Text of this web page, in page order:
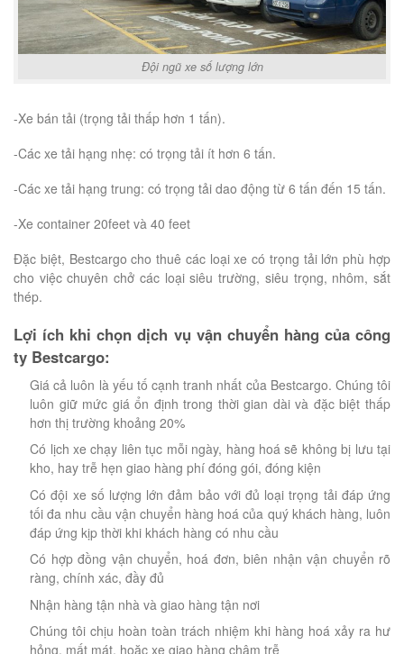
Đội ngũ xe số lượng lớn
-Xe bán tải (trọng tải thấp hơn 1 tấn).
-Các xe tải hạng nhẹ: có trọng tải ít hơn 6 tấn.
-Các xe tải hạng trung: có trọng tải dao động từ 6 tấn đến 15 tấn.
-Xe container 20feet và 40 feet
Đặc biệt, Bestcargo cho thuê các loại xe có trọng tải lớn phù hợp
cho việc chuyên chở các loại siêu trường, siêu trọng, nhôm, sắt
thép.
Lợi ích khi chọn dịch vụ vận chuyển hàng của công
ty Bestcargo:
Giá cả luôn là yếu tố cạnh tranh nhất của Bestcargo. Chúng tôi
luôn giữ mức giá ổn định trong thời gian dài và đặc biệt thấp
hơn thị trường khoảng 20%
Có lịch xe chạy liên tục mỗi ngày, hàng hoá sẽ không bị lưu tại
kho, hay trễ hẹn giao hàng phí đóng gói, đóng kiện
Có đội xe số lượng lớn đảm bảo với đủ loại trọng tải đáp ứng
tối đa nhu cầu vận chuyển hàng hoá của quý khách hàng, luôn
đáp ứng kịp thời khi khách hàng có nhu cầu
Có hợp đồng vận chuyển, hoá đơn, biên nhận vận chuyển rõ
ràng, chính xác, đầy đủ
Nhận hàng tận nhà và giao hàng tận nơi
Chúng tôi chịu hoàn toàn trách nhiệm khi hàng hoá xảy ra hư
hỏng, mất mát, hoặc xe giao hàng chậm trễ